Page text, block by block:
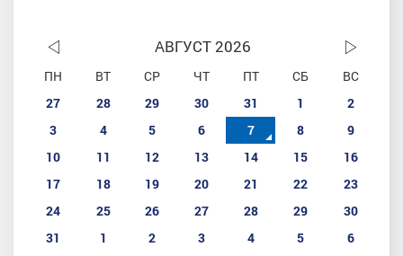
АВГУСТ 2026
ПН ВТ СР ЧТ ПТ СБ
ВС
27
28 29 30 31 1
2
3
4 5 6 7 8
9
10
11 12 13 14 15
16
17
18 19 20 21 22
23
24
25 26 27 28 29
30
31
1 2 3 4 5 6